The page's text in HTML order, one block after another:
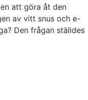
att göra åt den
av vitt snus och e-
Den frågan ställdes